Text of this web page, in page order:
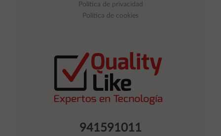
941591011
Política de privacidad
Política de cookies